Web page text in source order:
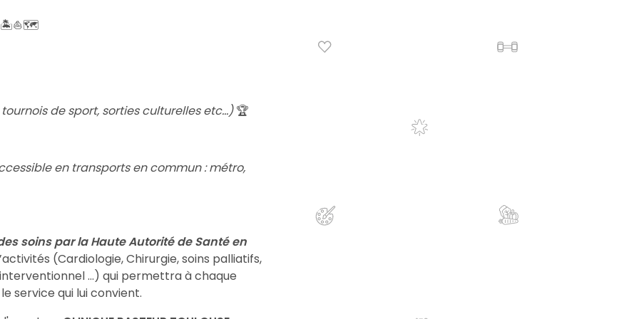
🏝️⛵️🗺️
de sport, sorties culturelles etc…)🏆
en transports en commun : métro,
soins par la Haute Autorité de Santé en
(Cardiologie, Chirurgie, soins palliatifs,
...) qui permettra à chaque
service qui lui convient.